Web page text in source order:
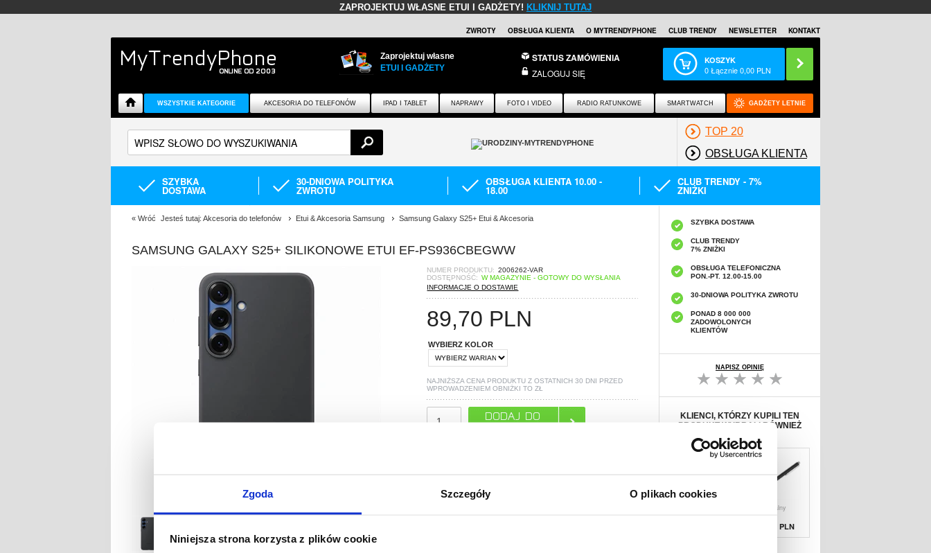
Zgoda Szczegóły O plikach cookies
Niniejsza strona korzysta z plików cookie
ZAPROJEKTUJ WŁASNE ETUI I GADŻETY! KLIKNIJ TUTAJ
ZWROTY OBSŁUGA KLIENTA O MYTRENDYPHONE CLUB TRENDY NEWSLETTER KONTAKT
Zaprojektuj własne
ETUI I GADŻETY
STATUS ZAMÓWIENIA
ZALOGUJ SIĘ
KOSZYK
0Łącznie0,00 PLN
WSZYSTKIE KATEGORIE AKCESORIA DO TELEFONÓW IPAD I TABLET NAPRAWY FOTO I VIDEO RADIO RATUNKOWE SMARTWATCH GADŻETY LETNIE
TOP 20
OBSŁUGA KLIENTA
SZYBKA
DOSTAWA
30-DNIOWA POLITYKA
ZWROTU
OBSŁUGA KLIENTA 10.00 -
18.00
CLUB TRENDY - 7%
ZNIŻKI
« Wróć Jesteś tutaj: Akcesoria do telefonów Etui & Akcesoria Samsung Samsung Galaxy S25+ Etui & Akcesoria
SAMSUNG GALAXY S25+ SILIKONOWE ETUI EF-PS936CBEGWW
NUMER PRODUKTU: 2006262-VAR
DOSTĘPNOŚĆ: W MAGAZYNIE - GOTOWY DO WYSŁANIA
INFORMACJE O DOSTAWIE
89,70 PLN
WYBIERZ KOLOR
NAJNIŻSZA CENA PRODUKTU Z OSTATNICH 30 DNI PRZED
WPROWADZENIEM OBNIŻKI TOZŁ
SZYBKA DOSTAWA
CLUB TRENDY
7% ZNIŻKI
OBSŁUGA TELEFONICZNA
PON.-PT. 12.00-15.00
30-DNIOWA POLITYKA ZWROTU
PONAD 8 000 000
ZADOWOLONYCH
KLIENTÓW
NAPISZ OPINIĘ
KLIENCI, KTÓRZY KUPILI TEN
PRODUKT WYBRALI RÓWNIEŻ
Uniwersalny
Pojemnościow
38,90 PLN